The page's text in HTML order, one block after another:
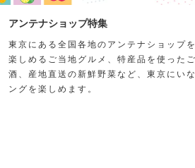
アンテナショップ特集
東京にある全国各地のアンテナショップ
楽しめるご当地グルメ、特産品を使った
酒、産地直送の新鮮野菜など、東京にい
ングを楽しめます。